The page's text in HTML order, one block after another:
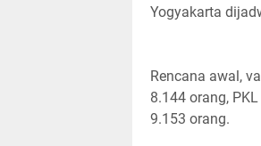
Yogyakarta
Rencana awal,
8.144 orang,
9.153 orang.